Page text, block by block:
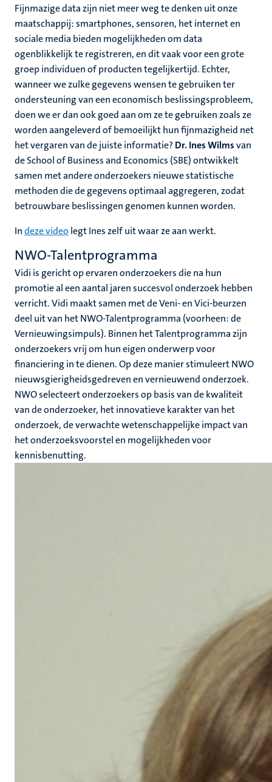
Fijnmazige data zijn niet meer weg te denken uit onze
maatschappij: smartphones, sensoren, het internet en
sociale media bieden mogelijkheden om data
ogenblikkelijk te registreren, en dit vaak voor een grote
groep individuen of producten tegelijkertijd. Echter,
wanneer we zulke gegevens wensen te gebruiken ter
ondersteuning van een economisch beslissingsprobleem,
doen we er dan ook goed aan om ze te gebruiken zoals ze
worden aangeleverd of bemoeilijkt hun fijnmazigheid net
het vergaren van de juiste informatie? Dr. Ines Wilmsvan
de School of Business and Economics (SBE) ontwikkelt
samen met andere onderzoekers nieuwe statistische
methoden die de gegevens optimaal aggregeren, zodat
betrouwbare beslissingen genomen kunnen worden.
Indeze video legt Ines zelf uit waar ze aan werkt.
NWO-Talentprogramma
Vidi is gericht op ervaren onderzoekers die na hun
promotie al een aantal jaren succesvol onderzoek hebben
verricht. Vidi maakt samen met de Veni- en Vici-beurzen
deel uit van het NWO-Talentprogramma (voorheen: de
Vernieuwingsimpuls). Binnen het Talentprogramma zijn
onderzoekers vrij om hun eigen onderwerp voor
financiering in te dienen. Op deze manier stimuleert NWO
nieuwsgierigheidsgedreven en vernieuwend onderzoek.
NWO selecteert onderzoekers op basis van de kwaliteit
van de onderzoeker, het innovatieve karakter van het
onderzoek, de verwachte wetenschappelijke impact van
het onderzoeksvoorstel en mogelijkheden voor
kennisbenutting.